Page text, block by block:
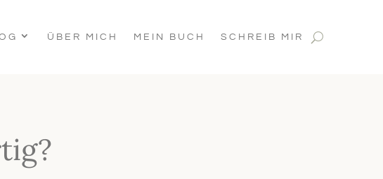
ÜBER MICH MEIN BUCH SCHREIB MIR